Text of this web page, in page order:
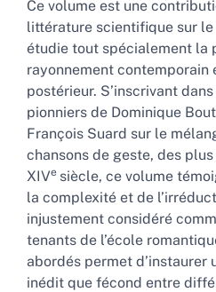
Auteurs
Ce volume est une
littérature scientifique sur
étudie tout spécialement la
rayonnement contemporain
postérieur. S’inscrivant
pionniers de Dominique
François Suard sur le
chansons de geste, des
XIVe siècle, ce volume
la complexité et de
injustement considéré
tenants de l’école
abordés permet d’instaurer
inédit que fécond entre